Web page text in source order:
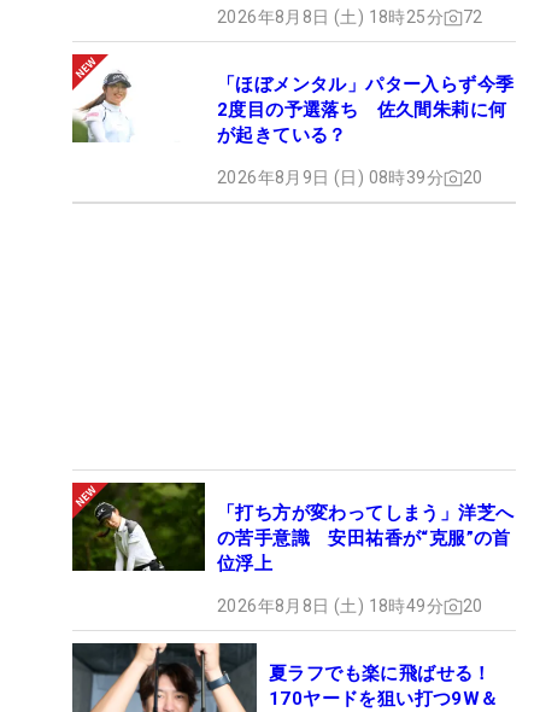
2026年8月8日 (土) 18時25分 72
「ほぼメンタル」パター入らず今季
2度目の予選落ち 佐久間朱莉に何
が起きている？
2026年8月9日 (日) 08時39分 20
「打ち方が変わってしまう」洋芝へ
の苦手意識 安田祐香が“克服”の首
位浮上
2026年8月8日 (土) 18時49分 20
夏ラフでも楽に飛ばせる！
170ヤードを狙い打つ9W＆